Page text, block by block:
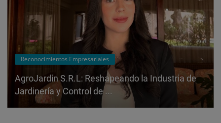
Reconocimientos Empresariales
AgroJardin S.R.L: Reshapeando la Industria de
Jardinería y Control de ...